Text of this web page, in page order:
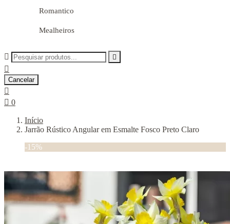
Romantico
Mealheiros
 

Cancelar

 0
Início
Jarrão Rústico Angular em Esmalte Fosco Preto Claro
-15%